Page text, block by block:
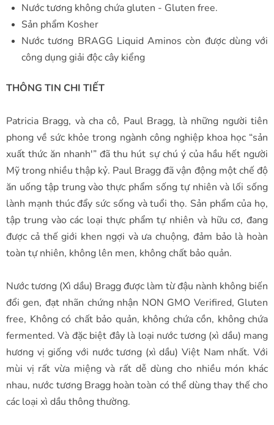
Nước tương không chứa gluten - Gluten free.
Sản phẩm Kosher
Nước tương BRAGG Liquid Aminos còn được dùng với
công dụng giải độc cây kiểng
THÔNG TIN CHI TIẾT
Patricia Bragg, và cha cô, Paul Bragg, là những người tiên
phong về sức khỏe trong ngành công nghiệp khoa học “sản
xuất thức ăn nhanh'” đã thu hút sự chú ý của hầu hết người
Mỹ trong nhiều thập kỷ. Paul Bragg đã vận động một chế độ
ăn uống tập trung vào thực phẩm sống tự nhiên và lối sống
lành mạnh thúc đẩy sức sống và tuổi thọ. Sản phẩm của họ,
tập trung vào các loại thực phẩm tự nhiên và hữu cơ, đang
được cả thế giới khen ngợi và ưa chuộng, đảm bảo là hoàn
toàn tự nhiên, không lên men, không chất bảo quản.
Nước tương (Xì dầu) Bragg được làm từ đậu nành không biến
đổi gen, đạt nhãn chứng nhận NON GMO Verifired, Gluten
free, Không có chất bảo quản, không chứa cồn, không chứa
fermented. Và đặc biệt đây là loại nước tương (xì dầu) mang
hương vị giống với nước tương (xì dầu) Việt Nam nhất. Với
mùi vị rất vừa miệng và rất dễ dùng cho nhiều món khác
nhau, nước tương Bragg hoàn toàn có thể dùng thay thế cho
các loại xì dầu thông thường.